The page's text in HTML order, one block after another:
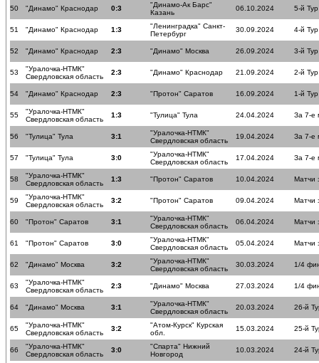
50 "Динамо" Краснодар 0:3
"Динамо-Ак Барс"
Казань
06.10.2024 5-й Тур
51 "Динамо" Краснодар 1:3
"Ленинградка" Санкт-
Петербург
30.09.2024 4-й Тур
52 "Динамо" Краснодар 2:3 "Динамо" Москва 26.09.2024 3-й Тур
53
"Уралочка-НТМК"
Свердловская область
2:3 "Динамо" Краснодар 21.09.2024 2-й Тур
54 "Динамо" Краснодар 2:3 "Протон" Саратов 16.09.2024 1-й Тур
55
"Уралочка-НТМК"
Свердловская область
1:3 "Тулица" Тула 24.04.2024 За 7-е
56 "Тулица" Тула 3:1
"Уралочка-НТМК"
Свердловская область
19.04.2024 За 7-е
57 "Тулица" Тула 3:0
"Уралочка-НТМК"
Свердловская область
17.04.2024 За 7-е
58
"Уралочка-НТМК"
Свердловская область
1:3 "Протон" Саратов 10.04.2024 Матчи
59
"Уралочка-НТМК"
Свердловская область
3:2 "Протон" Саратов 09.04.2024 Матчи
60 "Протон" Саратов 3:1
"Уралочка-НТМК"
Свердловская область
06.04.2024 Матчи
61 "Протон" Саратов 3:0
"Уралочка-НТМК"
Свердловская область
05.04.2024 Матчи
62 "Динамо" Москва 3:2
"Уралочка-НТМК"
Свердловская область
30.03.2024 1/4
63
"Уралочка-НТМК"
Свердловская область
2:3 "Динамо" Москва 27.03.2024 1/4
64 "Динамо" Москва 3:1
"Уралочка-НТМК"
Свердловская область
20.03.2024 26-й
65
"Уралочка-НТМК"
Свердловская область
3:2
"Атом-Курск" Курская
обл.
15.03.2024 25-й
66
"Уралочка-НТМК"
Свердловская область
3:0
"Спарта" Нижний
Новгород
10.03.2024 24-й